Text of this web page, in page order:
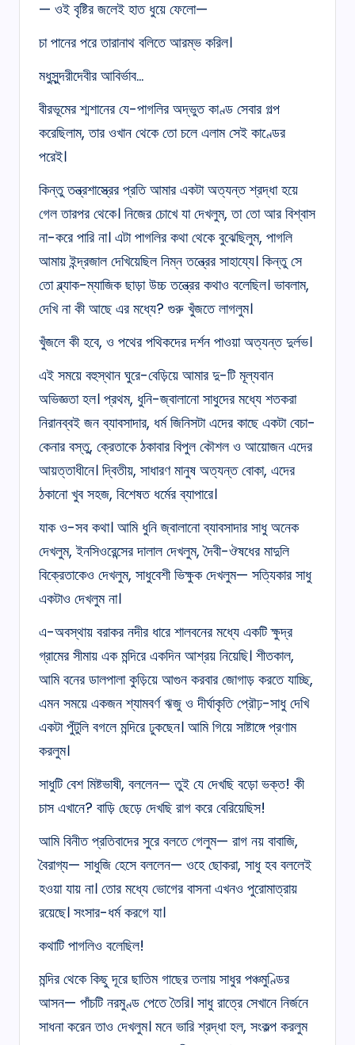
— ওই বৃষ্টির জলেই হাত ধুয়ে ফেলো—
চা পানের পরে তারানাথ বলিতে আরম্ভ করিল।
মধুসুন্দরীদেবীর আবির্ভাব…
বীরভূমের শ্মশানের যে-পাগলির অদ্ভুত কাণ্ড সেবার গল্প
করেছিলাম, তার ওখান থেকে তো চলে এলাম সেই কাণ্ডের
পরেই।
কিন্তু তন্ত্রশাস্ত্রের প্রতি আমার একটা অত্যন্ত শ্রদ্ধা হয়ে
গেল তারপর থেকে। নিজের চোখে যা দেখলুম, তা তো আর বিশ্বাস
না-করে পারি না। এটা পাগলির কথা থেকে বুঝেছিলুম, পাগলি
আমায় ইন্দ্রজাল দেখিয়েছিল নিম্ন তন্ত্রের সাহায্যে। কিন্তু সে
তো ব্ল্যাক-ম্যাজিক ছাড়া উচ্চ তন্ত্রের কথাও বলেছিল। ভাবলাম,
দেখি না কী আছে এর মধ্যে? গুরু খুঁজতে লাগলুম।
খুঁজলে কী হবে, ও পথের পথিকদের দর্শন পাওয়া অত্যন্ত দুর্লভ।
এই সময়ে বহুস্থান ঘুরে-বেড়িয়ে আমার দু-টি মূল্যবান
অভিজ্ঞতা হল। প্রথম, ধুনি-জ্বালানো সাধুদের মধ্যে শতকরা
নিরানব্বই জন ব্যাবসাদার, ধর্ম জিনিসটা এদের কাছে একটা বেচা-
কেনার বস্তু, ক্রেতাকে ঠকাবার বিপুল কৌশল ও আয়োজন এদের
আয়ত্তাধীনে। দ্বিতীয়, সাধারণ মানুষ অত্যন্ত বোকা, এদের
ঠকানো খুব সহজ, বিশেষত ধর্মের ব্যাপারে।
যাক ও-সব কথা। আমি ধুনি জ্বালানো ব্যাবসাদার সাধু অনেক
দেখলুম, ইনসিওরেন্সের দালাল দেখলুম, দৈবী-ঔষধের মাদুলি
বিক্রেতাকেও দেখলুম, সাধুবেশী ভিক্ষুক দেখলুম— সত্যিকার সাধু
একটাও দেখলুম না।
এ-অবস্থায় বরাকর নদীর ধারে শালবনের মধ্যে একটি ক্ষুদ্র
গ্রামের সীমায় এক মন্দিরে একদিন আশ্রয় নিয়েছি। শীতকাল,
আমি বনের ডালপালা কুড়িয়ে আগুন করবার জোগাড় করতে যাচ্ছি,
এমন সময়ে একজন শ্যামবর্ণ ঋজু ও দীর্ঘাকৃতি প্রৌঢ়-সাধু দেখি
একটা পুঁটুলি বগলে মন্দিরে ঢুকছেন। আমি গিয়ে সাষ্টাঙ্গে প্রণাম
করলুম।
সাধুটি বেশ মিষ্টভাষী, বললেন— তুই যে দেখছি বড়ো ভক্ত! কী
চাস এখানে? বাড়ি ছেড়ে দেখছি রাগ করে বেরিয়েছিস!
আমি বিনীত প্রতিবাদের সুরে বলতে গেলুম— রাগ নয় বাবাজি,
বৈরাগ্য— সাধুজি হেসে বললেন— ওহে ছোকরা, সাধু হব বললেই
হওয়া যায় না। তোর মধ্যে ভোগের বাসনা এখনও পুরোমাত্রায়
রয়েছে। সংসার-ধর্ম করগে যা।
কথাটি পাগলিও বলেছিল!
মন্দির থেকে কিছু দূরে ছাতিম গাছের তলায় সাধুর পঞ্চমুণ্ডির
আসন— পাঁচটি নরমুণ্ড পেতে তৈরি। সাধু রাত্রে সেখানে নির্জনে
সাধনা করেন তাও দেখলুম। মনে ভারি শ্রদ্ধা হল, সংকল্প করলুম